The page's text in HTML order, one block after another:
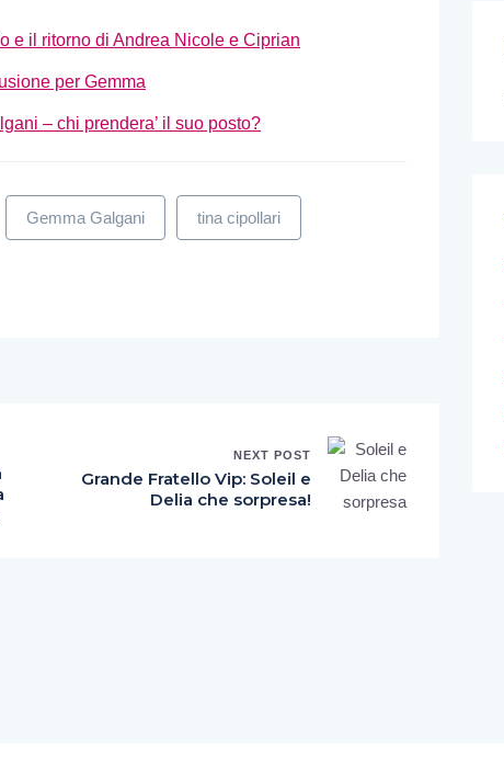
e il ritorno di Andrea Nicole e Ciprian
per Gemma
– chi prendera’ il suo posto?
Gemma Galgani tina cipollari
NEXT POST
Grande Fratello Vip: Soleil e
Delia che sorpresa!